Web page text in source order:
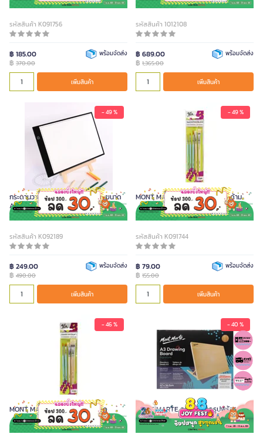
รหัสสินค้า K091756
฿ 185.00
฿ 370.00
พร้อมจัดส่ง
เพิ่มสินค้า
รหัสสินค้า 1012108
฿ 689.00
฿ 1,365.00
พร้อมจัดส่ง
เพิ่มสินค้า
- 49 %
กระดานวาดภาพ จอ LED Thinkin ขนาด
A4
รหัสสินค้า K092189
฿ 249.00
฿ 490.00
พร้อมจัดส่ง
เพิ่มสินค้า
- 49 %
MONT MARTE ชุดพู่กัน จำนวน 5 ด้าม
รหัสสินค้า K091744
฿ 79.00
฿ 155.00
พร้อมจัดส่ง
เพิ่มสินค้า
- 46 %
MONT MARTE ชุดพู่กัน 4 ด้าม/ชุด
- 40 %
MONT MARTE กระดานวาดรูปพร้อมสาย
รัด A3 MEA0034